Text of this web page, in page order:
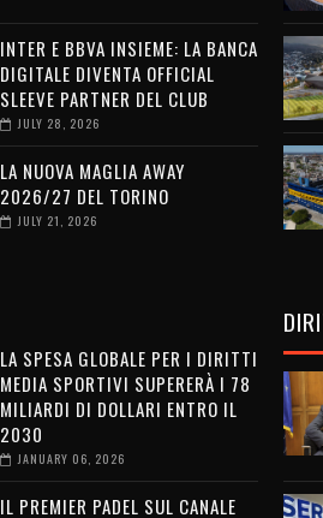
INTER E BBVA INSIEME: LA BANCA
DIGITALE DIVENTA OFFICIAL
SLEEVE PARTNER DEL CLUB
JULY 28, 2026
LA NUOVA MAGLIA AWAY
2026/27 DEL TORINO
JULY 21, 2026
LA SPESA GLOBALE PER I DIRITTI
MEDIA SPORTIVI SUPERERÀ I 78
MILIARDI DI DOLLARI ENTRO IL
2030
JANUARY 06, 2026
IL PREMIER PADEL SUL CANALE